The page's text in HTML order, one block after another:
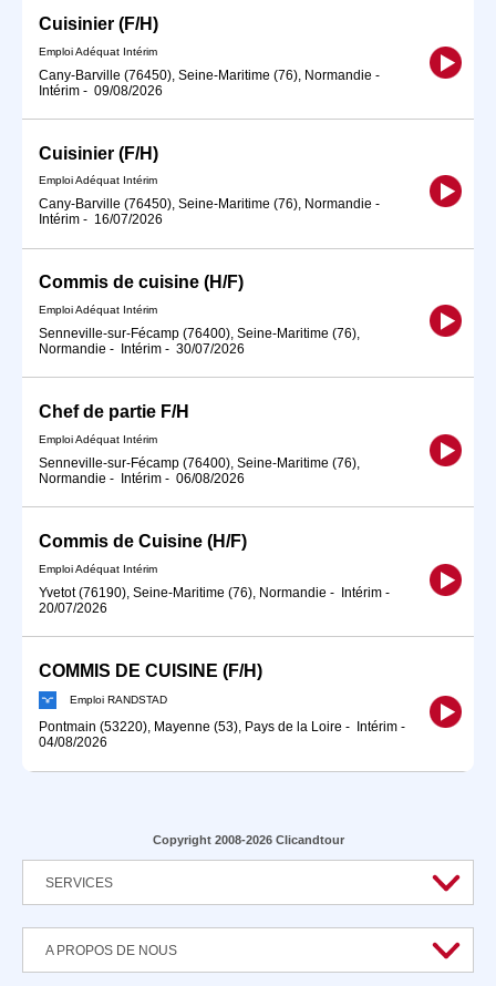
Cuisinier (F/H)
Emploi Adéquat Intérim
Cany-Barville (76450), Seine-Maritime (76), Normandie -
Intérim - 09/08/2026
Cuisinier (F/H)
Emploi Adéquat Intérim
Cany-Barville (76450), Seine-Maritime (76), Normandie -
Intérim - 16/07/2026
Commis de cuisine (H/F)
Emploi Adéquat Intérim
Senneville-sur-Fécamp (76400), Seine-Maritime (76),
Normandie - Intérim - 30/07/2026
Chef de partie F/H
Emploi Adéquat Intérim
Senneville-sur-Fécamp (76400), Seine-Maritime (76),
Normandie - Intérim - 06/08/2026
Commis de Cuisine (H/F)
Emploi Adéquat Intérim
Yvetot (76190), Seine-Maritime (76), Normandie - Intérim -
20/07/2026
COMMIS DE CUISINE (F/H)
Emploi RANDSTAD
Pontmain (53220), Mayenne (53), Pays de la Loire - Intérim -
04/08/2026
Copyright 2008-2026 Clicandtour
SERVICES
A PROPOS DE NOUS